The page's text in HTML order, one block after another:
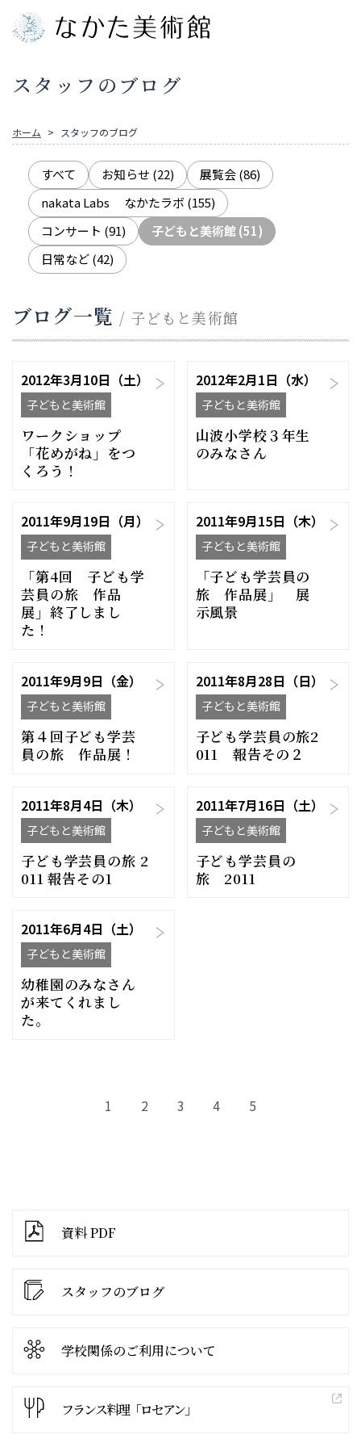
スタッフのブログ
ホーム スタッフのブログ
すべて お知らせ (22) 展覧会(86)
nakata Labs なかたラボ (155)
コンサート (91) 子どもと美術館(51)
日常など(42)
ブログ一覧 / 子どもと美術館
2012年3月10日（土）
子どもと美術館
ワークショップ
「花めがね」をつ
くろう！
2012年2月1日（水）
子どもと美術館
山波小学校３年生
のみなさん
2011年9月19日（月）
子どもと美術館
「第4回 子ども学
芸員の旅 作品
展」終了しまし
た！
2011年9月15日（木）
子どもと美術館
「子ども学芸員の
旅 作品展」 展
示風景
2011年9月9日（金）
子どもと美術館
第４回子ども学芸
員の旅 作品展！
2011年8月28日（日）
子どもと美術館
子ども学芸員の旅2
011 報告その２
2011年8月4日（木）
子どもと美術館
子ども学芸員の旅 2
011 報告その1
2011年7月16日（土）
子どもと美術館
子ども学芸員の
旅 2011
2011年6月4日（土）
子どもと美術館
幼稚園のみなさん
が来てくれまし
た。
1 2 3 4 5
資料 PDF
スタッフのブログ
学校関係のご利用について
フランス料理「ロセアン」